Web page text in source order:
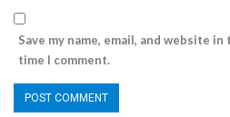
Save my name, email, and website
time I comment.